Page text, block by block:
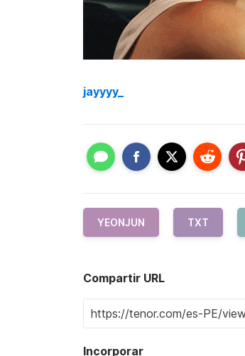
jayyyy_
YEONJUN TXT
Compartir URL
Incorporar